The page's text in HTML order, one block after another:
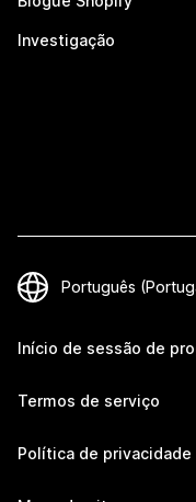
Investigação
Início de sessão de
Termos de serviço
Política de privacidade